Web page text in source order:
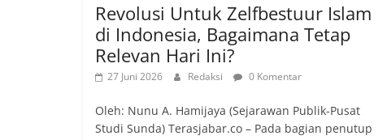
Revolusi Untuk Zelfbestuur Islam
di Indonesia, Bagaimana Tetap
Relevan Hari Ini?
27 Juni 2026 Redaksi 0 Komentar
Oleh: Nunu A. Hamijaya (Sejarawan Publik-Pusat
Studi Sunda) Terasjabar.co – Pada bagian penutup